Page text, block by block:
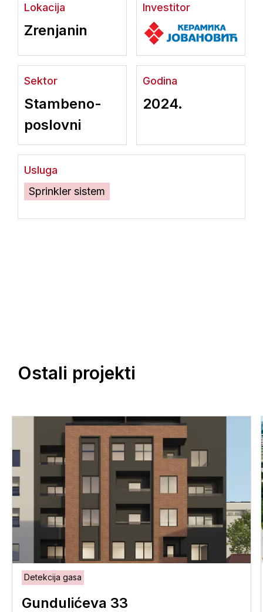
Lokacija
Zrenjanin
Investitor
Sektor
Stambeno-
poslovni
Godina
2024.
Usluga
Sprinkler sistem
Ostali projekti
Detekcija gasa
Gundulićeva 33